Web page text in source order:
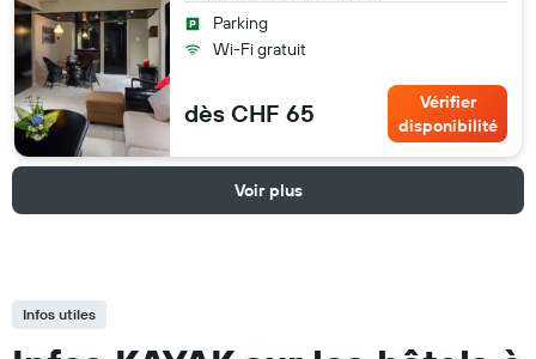
Parking
Wi-Fi gratuit
dès CHF 65
Vérifier
disponibilité
Voir plus
Infos utiles